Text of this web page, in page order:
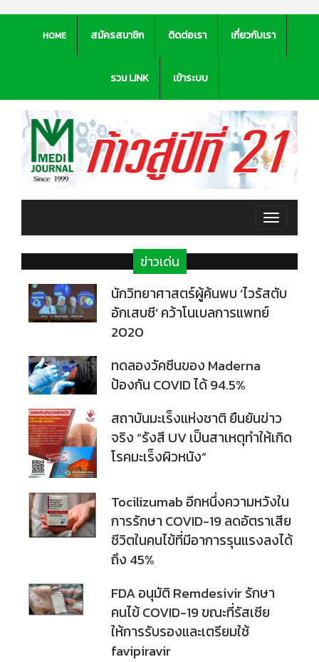
HOME สมัครสมาชิก ติดต่อเรา เกี่ยวกับเรา
รวม LINK เข้าระบบ
Toggle
navigation
ข่าวเด่น
นักวิทยาศาสตร์ผู้ค้นพบ ‘ไวรัสตับ
อักเสบซี’ คว้าโนเบลการแพทย์
2020
ทดลองวัคซีนของ Maderna
ป้องกัน COVID ได้ 94.5%
สถาบันมะเร็งแห่งชาติ ยืนยันข่าว
จริง “รังสี UV เป็นสาเหตุทำให้เกิด
โรคมะเร็งผิวหนัง”
Tocilizumab อีกหนึ่งความหวังใน
การรักษา COVID-19 ลดอัตราเสีย
ชีวิตในคนไข้ที่มีอาการรุนแรงลงได้
ถึง 45%
FDA อนุมัติ Remdesivir รักษา
คนไข้ COVID-19 ขณะที่รัสเซีย
ให้การรับรองและเตรียมใช้
favipiravir